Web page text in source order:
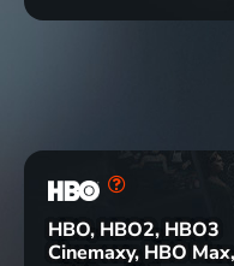
HBO, HBO2, HBO3
Cinemaxy, HBO Max